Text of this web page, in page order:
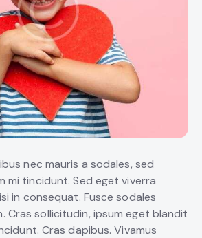
nec mauris a sodales, sed
mi tincidunt. Sed eget viverra
in consequat. Fusce sodales
Cras sollicitudin, ipsum eget blandit
Cras dapibus. Vivamus